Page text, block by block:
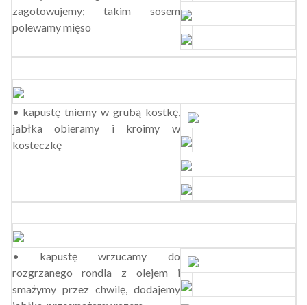
zagotowujemy; takim sosem
polewamy mięso
• kapustę tniemy w grubą kostkę,
jabłka obieramy i kroimy w
kosteczkę
• kapustę wrzucamy do
rozgrzanego rondla z olejem i
smażymy przez chwilę, dodajemy